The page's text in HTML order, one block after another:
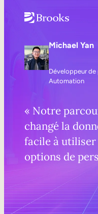
Michael Yan
Développeur
Automation
« Notre
changé la
facile à utiliser
options de